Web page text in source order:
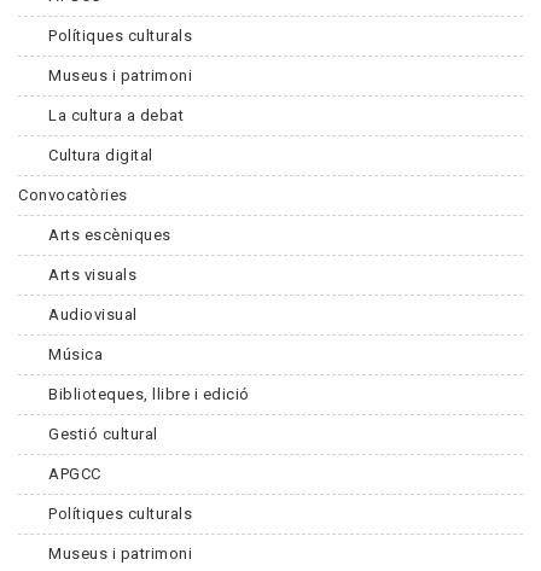
Polítiques culturals
Museus i patrimoni
La cultura a debat
Cultura digital
Convocatòries
Arts escèniques
Arts visuals
Audiovisual
Música
Biblioteques, llibre i edició
Gestió cultural
APGCC
Polítiques culturals
Museus i patrimoni